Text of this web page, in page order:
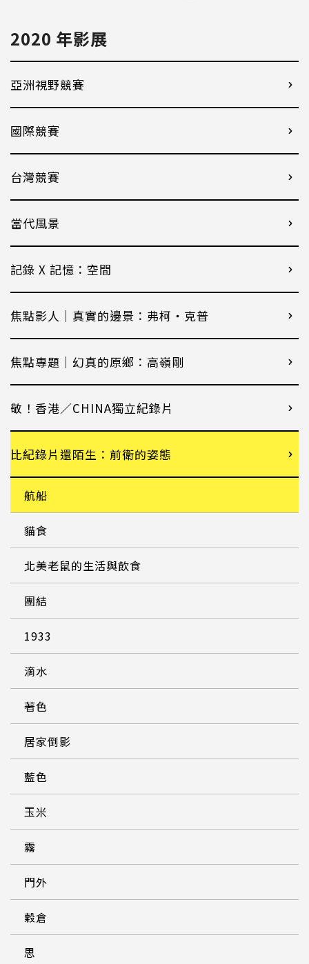
2020 年影展
亞洲視野競賽
國際競賽
台灣競賽
當代風景
記錄 X 記憶：空間
焦點影人｜真實的邊景：弗柯・克普
焦點專題｜幻真的原鄉：高嶺剛
敬！香港／CHINA獨立紀錄片
比紀錄片還陌生：前衛的姿態
航船
貓食
北美老鼠的生活與飲食
團結
1933
滴水
著色
居家倒影
藍色
玉米
霧
門外
穀倉
思